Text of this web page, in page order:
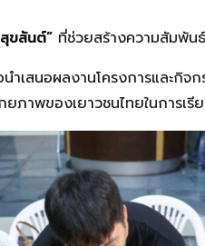
ขสันต์” ที่ช่วยสร้างความสัมพัน
เสนอผลงานโครงการและกิจ
ยภาพของเยาวชนไทยในการเ